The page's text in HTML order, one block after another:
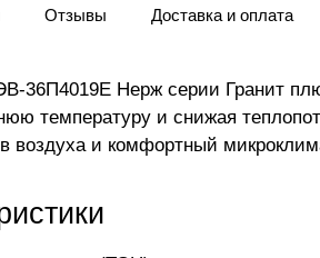
Отзывы Доставка и оплата
36П4019Е Нерж серии Гранит
температуру и снижая
воздуха и комфортный